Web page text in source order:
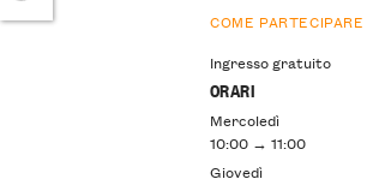
COME PARTECIPARE
Ingresso gratuito
ORARI
Mercoledì
10:00 → 11:00
Giovedì
Twitter